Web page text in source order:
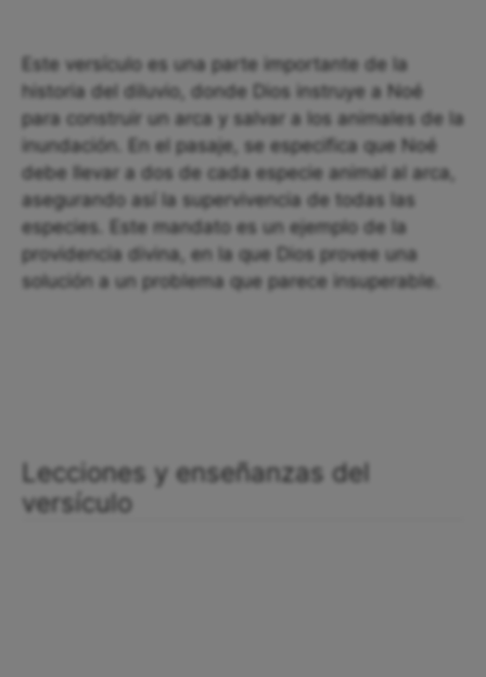
Este versículo es una parte importante de la
historia del diluvio, donde Dios instruye a Noé
para construir un arca y salvar a los animales de la
inundación. En el pasaje, se especifica que Noé
debe llevar a dos de cada especie animal al arca,
asegurando así la supervivencia de todas las
especies. Este mandato es un ejemplo de la
providencia divina, en la que Dios provee una
solución a un problema que parece insuperable.
Lecciones y enseñanzas del
versículo